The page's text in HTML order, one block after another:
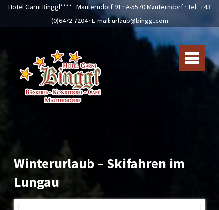
Hotel Garni Binggl**** · Mauterndorf 91 · A-5570 Mauterndorf · Tel.: +43
(0)6472 7204· E-mail:urlaub@binggl.com
Winterurlaub – Skifahren im
Lungau